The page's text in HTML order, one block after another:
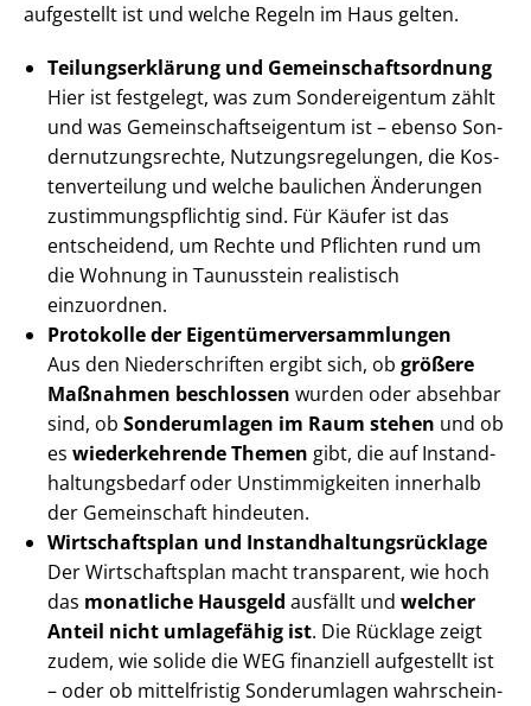
aufgestellt ist und welche Regeln im Haus gelten.
Tei­lungs­er­klä­rung und Ge­mein­schafts­ord­nung
Hier ist festgelegt, was zum Sondereigentum zählt
und was Ge­mein­schafts­ei­gen­tum ist – ebenso Son­
der­nut­zungs­rech­te, Nut­zungs­re­ge­lun­gen, die Kos­
ten­ver­tei­lung und welche baulichen Änderungen
zu­stim­mungs­pflich­tig sind. Für Käufer ist das
entscheidend, um Rechte und Pflichten rund um
die Wohnung in Taunusstein realistisch
einzuordnen.
Protokolle der Ei­gen­tü­mer­ver­samm­lun­gen
Aus den Niederschriften ergibt sich, ob größere
Maßnahmen beschlossen wurden oder absehbar
sind, ob Sonderumlagen im Raum stehen und ob
es wiederkehrende Themen gibt, die auf In­stand­
hal­tungs­be­darf oder Unstimmigkeiten innerhalb
der Gemeinschaft hindeuten.
Wirtschaftsplan und In­stand­hal­tungs­rück­la­ge
Der Wirtschaftsplan macht transparent, wie hoch
das monatliche Hausgeld ausfällt und welcher
Anteil nicht umlagefähig ist. Die Rücklage zeigt
zudem, wie solide die WEG finanziell aufgestellt ist
– oder ob mittelfristig Sonderumlagen wahr­schein­